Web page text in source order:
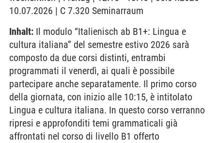
10.07.2026 | C 7.320 Seminarraum
Inhalt: Il modulo “Italienisch ab B1+: Lingua e
cultura italiana” del semestre estivo 2026 sarà
composto da due corsi distinti, entrambi
programmati il venerdì, ai quali è possibile
partecipare anche separatamente. Il primo corso
della giornata, con inizio alle 10:15, è intitolato
Lingua e cultura italiana. In questo corso verranno
ripresi e approfonditi temi grammaticali già
affrontati nel corso di livello B1 offerto